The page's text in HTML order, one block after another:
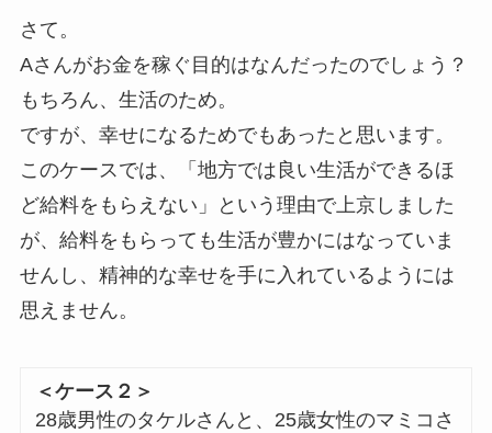
さて。
Aさんがお金を稼ぐ目的はなんだったのでしょう？
もちろん、生活のため。
ですが、幸せになるためでもあったと思います。
このケースでは、「地方では良い生活ができるほ
ど給料をもらえない」という理由で上京しました
が、給料をもらっても生活が豊かにはなっていま
せんし、精神的な幸せを手に入れているようには
思えません。
＜ケース２＞
28歳男性のタケルさんと、25歳女性のマミコさ